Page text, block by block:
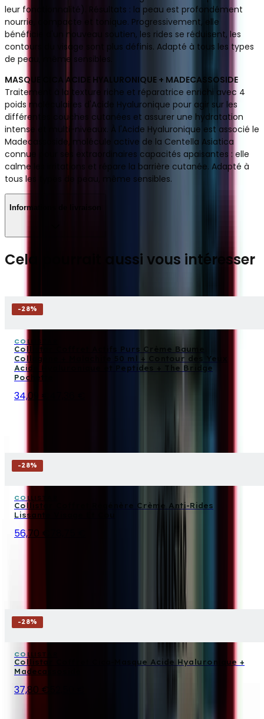
leur fonctionnalité). Résultats : la peau est profondément
nourrie, compacte et tonique. Progressivement, elle
bénéficie d'un nouveau soutien, les rides se réduisent, les
contours du visage sont plus définis. Adapté à tous les types
de peau, même sensibles.
MASQUE CICA ACIDE HYALURONIQUE + MADECASSOSIDE
Traitement à la texture riche et réparatrice enrichi avec 4
poids moléculaires d'Acide Hyaluronique pour agir sur les
différentes couches cutanées et assurer une hydratation
intense et multi-niveaux. À l'Acide Hyaluronique est associé le
Madecassoside, molécule active de la Centella Asiatica
connue pour ses extraordinaires capacités apaisantes : elle
calme les irritations et répare la barrière cutanée. Adapté à
tous les types de peau, même sensibles.
Informations de livraison
Cela pourrait aussi vous intéresser
-28%
COLLISTAR
Collistar Coffret Actifs Purs Crème Baume
Collagène + Malachite 50 ml + Contour des Yeux
Acide Hyaluronique et Peptides + The Bridge
Pochette
34,09 €
-28%
COLLISTAR
Collistar Coffret Régénère Crème Anti-Rides
Lissante Visage Et Cou
56,70 €
-28%
COLLISTAR
Collistar Coffret Cica-Masque Acide Hyaluronique +
Madecassoside
37,80 €